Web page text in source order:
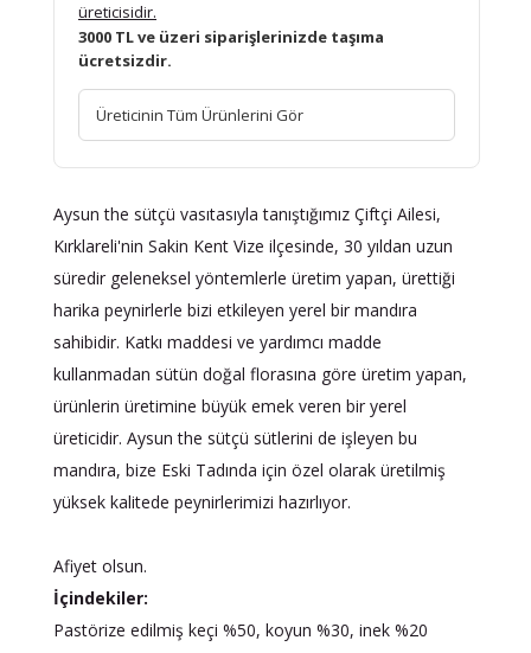
üreticisidir.
3000 TL ve üzeri siparişlerinizde taşıma
ücretsizdir.
Üreticinin Tüm Ürünlerini Gör
Aysun the sütçü vasıtasıyla tanıştığımız Çiftçi Ailesi,
Kırklareli'nin Sakin Kent Vize ilçesinde, 30 yıldan uzun
süredir geleneksel yöntemlerle üretim yapan, ürettiği
harika peynirlerle bizi etkileyen yerel bir mandıra
sahibidir. Katkı maddesi ve yardımcı madde
kullanmadan sütün doğal florasına göre üretim yapan,
ürünlerin üretimine büyük emek veren bir yerel
üreticidir. Aysun the sütçü sütlerini de işleyen bu
mandıra, bize Eski Tadında için özel olarak üretilmiş
yüksek kalitede peynirlerimizi hazırlıyor.
Afiyet olsun.
İçindekiler:
Pastörize edilmiş keçi %50, koyun %30, inek %20